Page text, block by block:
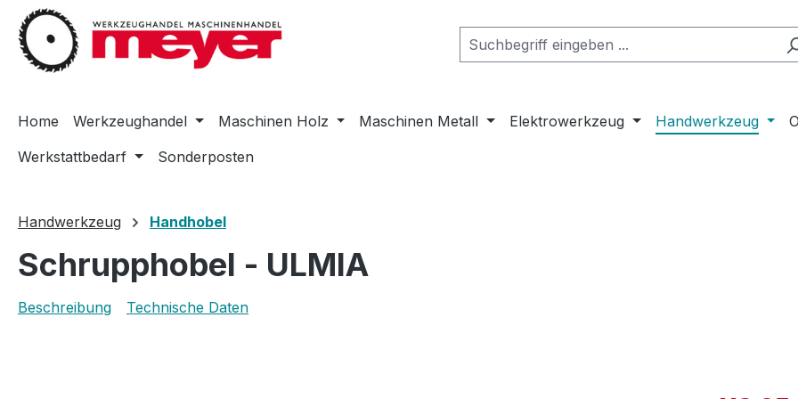
Hauptinhalt springen
Zur Suche springen
Zur Hauptnavigation springen
Home Werkzeughandel Maschinen Holz Maschinen Metall Elektrowerkzeug Handwerkzeug
Werkstattbedarf
Sonderposten
Handwerkzeug Handhobel
Schrupphobel - ULMIA
Beschreibung Technische Daten